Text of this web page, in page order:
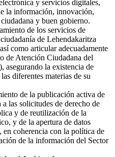
y servicios digitales,
la información, innovación,
y buen gobierno.
de los servicios de
de Lehendakaritza
como articular adecuadamente
de Atención Ciudadana del
asegurando la existencia de
diferentes materias de su
de la publicación activa de
las solicitudes de derecho de
y de reutilización de la
y de la apertura de datos
coherencia con la política de
de la información del Sector